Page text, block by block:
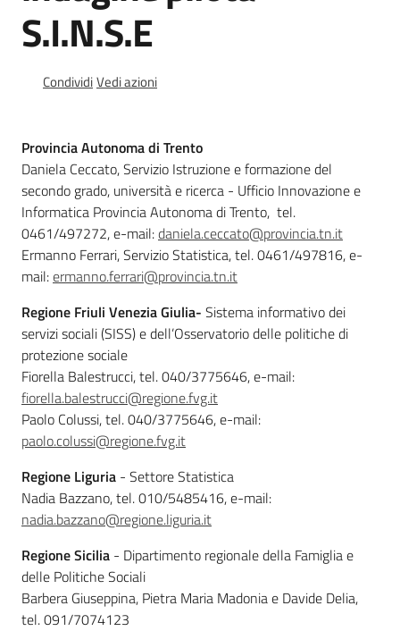
dell’infanzia
anni)
Coordinamenti
pedagogici
Bambini
e
adolescenti
Sociale
Argomenti
Novità
S.I.N.S.E
CondividiVedi azioni
Provincia Autonoma di Trento
Daniela Ceccato, Servizio Istruzione e formazione del
secondo grado, università e ricerca - Ufficio Innovazione e
Informatica Provincia Autonoma di Trento, tel.
0461/497272, e-mail:daniela.ceccato@provincia.tn.it
Ermanno Ferrari, Servizio Statistica, tel. 0461/497816, e-
mail:ermanno.ferrari@provincia.tn.it
Regione Friuli Venezia Giulia- Sistema informativo dei
servizi sociali (SISS) e dell’Osservatorio delle politiche di
protezione sociale
Fiorella Balestrucci,tel. 040/3775646, e-mail:
fiorella.balestrucci@regione.fvg.it
Paolo Colussi, tel.040/3775646, e-mail:
paolo.colussi@regione.fvg.it
Regione Liguria - Settore Statistica
Nadia Bazzano, tel. 010/5485416, e-mail:
nadia.bazzano@regione.liguria.it
Regione Sicilia - Dipartimento regionale della Famiglia e
delle Politiche Sociali
Barbera Giuseppina, Pietra Maria Madonia e Davide Delia,
tel. 091/7074123